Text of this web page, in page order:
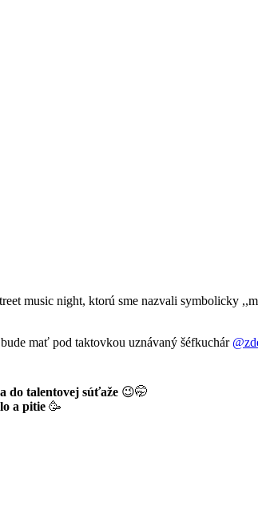
music night, ktorú sme nazvali symbolicky
mať pod taktovkou uznávaný šéfkuchár
do talentovej súťaže 😉🤭
a pitie 🥳